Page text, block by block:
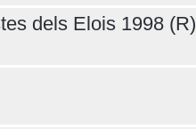
dels Elois 1998 (R)